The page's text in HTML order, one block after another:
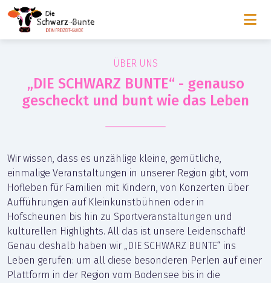
ÜBER UNS
„DIE SCHWARZ BUNTE“ - genauso
gescheckt und bunt wie das Leben
Wir wissen, dass es unzählige kleine, gemütliche,
einmalige Veranstaltungen in unserer Region gibt, vom
Hofleben für Familien mit Kindern, von Konzerten über
Aufführungen auf Kleinkunstbühnen oder in
Hofscheunen bis hin zu Sportveranstaltungen und
kulturellen Highlights. All das ist unsere Leidenschaft!
Genau deshalb haben wir „DIE SCHWARZ BUNTE“ ins
Leben gerufen: um all diese besonderen Perlen auf einer
Plattform in der Region vom Bodensee bis in die